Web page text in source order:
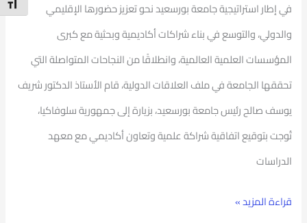
في إطار استراتيجية جامعة بورسعيد نحو تعزيز حضورها الإقليمي
والدولي، والتوسع في بناء شراكات أكاديمية وبحثية مع كبرى
المؤسسات العلمية العالمية، وانطلاقًا من النجاحات المتواصلة التي
تحققها الجامعة في ملف العلاقات الدولية، قام الأستاذ الدكتور شريف
يوسف صالح رئيس جامعة بورسعيد، بزيارة إلى جمهورية سلوفاكيا،
تُوجت بتوقيع اتفاقية شراكة علمية وتعاون أكاديمي مع معهد
الدراسات
الشرقية
بأكاديمية
العلوم
السلوفاكية
قراءة المزيد »